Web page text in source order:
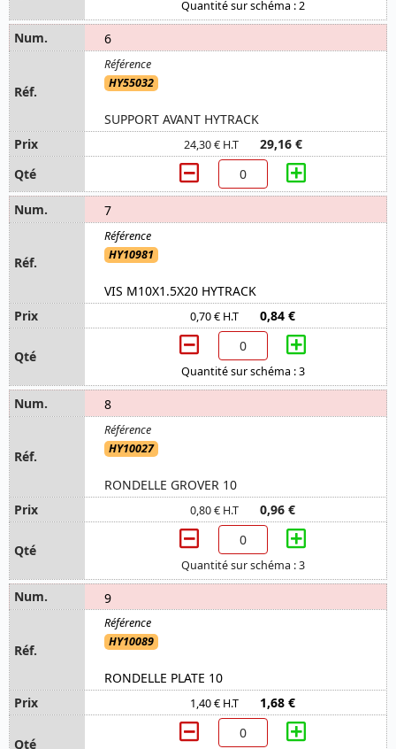
Quantité sur schéma : 2
6
HY55032
SUPPORT AVANT HYTRACK
24,30 € H.T 29,16 €
7
HY10981
VIS M10X1.5X20 HYTRACK
0,70 € H.T 0,84 €
Quantité sur schéma : 3
8
HY10027
RONDELLE GROVER 10
0,80 € H.T 0,96 €
Quantité sur schéma : 3
9
HY10089
RONDELLE PLATE 10
1,40 € H.T 1,68 €